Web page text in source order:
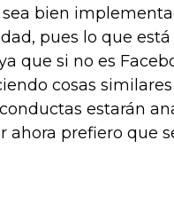
bien
pues lo que
que si no es
cosas
estarán
ahora prefiero que